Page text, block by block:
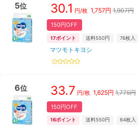
5位 30.1 円/枚 1,757円 1,907円
150円OFF
17ポイント 送料550円 76枚入
マツモトキヨシ
6位 33.7 円/枚 1,625円 1,775円
150円OFF
16ポイント 送料550円 64枚入